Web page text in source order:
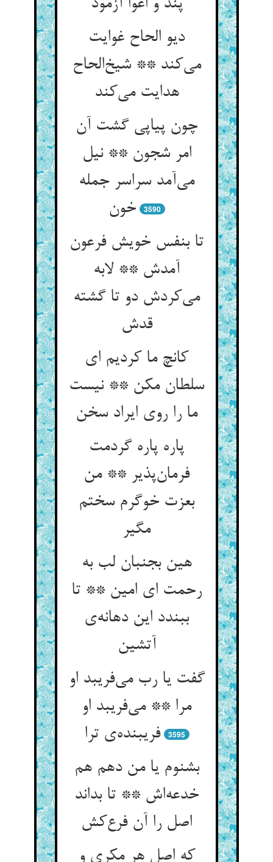
پند و اغوا آزمود
دیو الحاح غوایت
می‌کند ** شیخ‌الحاح
هدایت می‌کند
چون پیاپی گشت آن
امر شجون ** نیل
می‌آمد سراسر جمله
خون
3590
تا بنفس خویش فرعون
آمدش ** لابه
می‌کردش دو تا گشته
قدش
کانچ ما کردیم ای
سلطان مکن ** نیست
ما را روی ایراد سخن
پاره پاره گردمت
فرمان‌پذیر ** من
بعزت خوگرم سختم
مگیر
هین بجنبان لب به
رحمت ای امین ** تا
ببندد این دهانه‌ی
آتشین
گفت یا رب می‌فریبد او
مرا ** می‌فریبد او
فریبنده‌ی ترا
3595
بشنوم یا من دهم هم
خدعه‌اش ** تا بداند
اصل را آن فرع‌کش
که اصل هر مکری و